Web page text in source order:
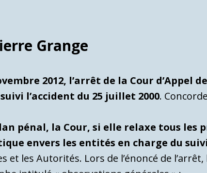
Grange
2012, l’arrêt de la Cour
l’accident du 25 juillet 2000.
pénal, la Cour, si elle relaxe tous les
envers les entités en charge du
et les Autorités. Lors de l’énoncé de